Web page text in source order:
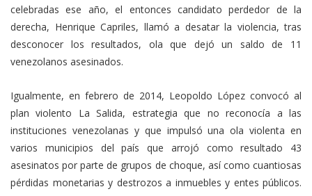
celebradas ese año, el entonces candidato perdedor de la
derecha, Henrique Capriles, llamó a desatar la violencia, tras
desconocer los resultados, ola que dejó un saldo de 11
venezolanos asesinados.
Igualmente, en febrero de 2014, Leopoldo López convocó al
plan violento La Salida, estrategia que no reconocía a las
instituciones venezolanas y que impulsó una ola violenta en
varios municipios del país que arrojó como resultado 43
asesinatos por parte de grupos de choque, así como cuantiosas
pérdidas monetarias y destrozos a inmuebles y entes públicos.